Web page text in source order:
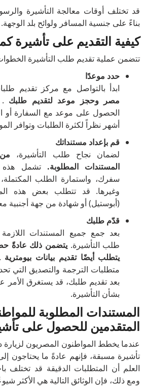
قد تختلف أوقات معالجة التأشيرة
بناءً على جنسية المسافر ولوائح بلد الوجهة.
كيفية التقديم على
تتضمن عملية تقديم طلب التأشيرة الخطوات
حدد موعدًا
ابدأ بالتواصل مع مركز تقديم
مصر وحجز موعد لتقديم طلبك
الحصول على موعد مع السفارة أو
أشهر نظراً لكثرة الطلبات وتوافر
قم بإعداد مستنداتك
لضمان نجاح طلب التأشيرة،
المستندات المطلوبة. تشمل هذه
سفرك، واستمارة الطلب
وغيرها. قد تتطلب بعض هذه
(أبوستيل) أو شهادة من جهة أجنبية
قدّم طلبك
بعد جمع جميع المستندات
طلب التأشيرة.يتضمن ذلك عادةً
يتطلب أيضًا تقديم بيانات بيومترية
متطلبات الترجمة والتصديق التي
بعد تقديم طلبك، قد يستغرق الأمر
بشأن التأشيرة.
المستندات المطلوبة
المتقدمين للحصول على
عندما يخطط المواطنون المصريون
تأشيرة مسبقة، فإنهم عادةً ما يحتاجون
العلم أن المتطلبات الدقيقة قد تختلف
ومع ذلك، فإن الوثائق التالية هي الأكثر